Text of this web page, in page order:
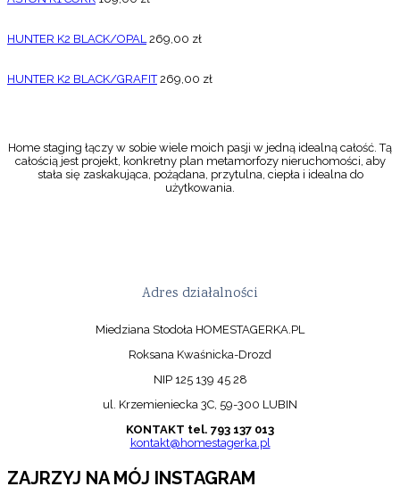
HUNTER K2 BLACK/OPAL 269,00 zł
HUNTER K2 BLACK/GRAFIT 269,00 zł
Home staging łączy w sobie wiele moich pasji w jedną idealną całość. Tą
całością jest projekt, konkretny plan metamorfozy nieruchomości, aby
stała się zaskakująca, pożądana, przytulna, ciepła i idealna do
użytkowania.
Adres działalności
Miedziana Stodoła HOMESTAGERKA.PL
Roksana Kwaśnicka-Drozd
NIP 125 139 45 28
ul. Krzemieniecka 3C, 59-300 LUBIN
KONTAKT tel. 793 137 013
kontakt@homestagerka.pl
ZAJRZYJ NA MÓJ INSTAGRAM